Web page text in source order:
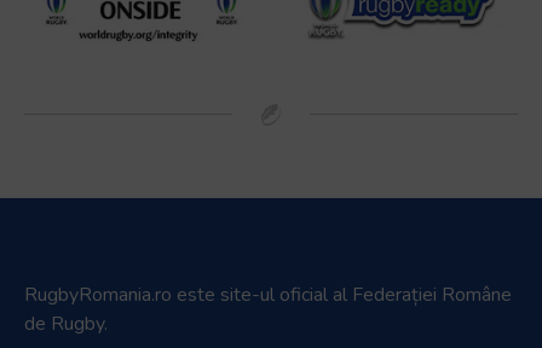
RugbyRomania.ro este site-ul oficial al Federației Române
de Rugby.